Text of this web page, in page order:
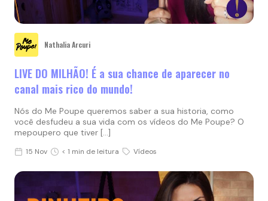
Nathalia Arcuri
LIVE DO MILHÃO! É a sua chance de aparecer no
canal mais rico do mundo!
Nós do Me Poupe queremos saber a sua historia, como
você desfudeu a sua vida com os vídeos do Me Poupe? O
mepoupero que tiver […]
15 Nov < 1 min de leitura Vídeos